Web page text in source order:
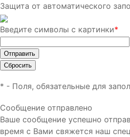
Защита от автоматического
Введите символы с картинки*
* - Поля, обязательные для
Сообщение отправлено
Ваше сообщение успешно
время с Вами свяжется наш